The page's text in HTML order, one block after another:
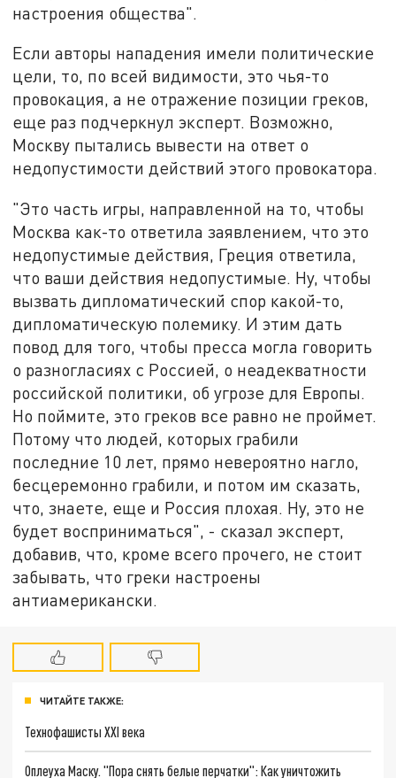
настроения общества".
Если авторы нападения имели политические
цели, то, по всей видимости, это чья-то
провокация, а не отражение позиции греков,
еще раз подчеркнул эксперт. Возможно,
Москву пытались вывести на ответ о
недопустимости действий этого провокатора.
"Это часть игры, направленной на то, чтобы
Москва как-то ответила заявлением, что это
недопустимые действия, Греция ответила,
что ваши действия недопустимые. Ну, чтобы
вызвать дипломатический спор какой-то,
дипломатическую полемику. И этим дать
повод для того, чтобы пресса могла говорить
о разногласиях с Россией, о неадекватности
российской политики, об угрозе для Европы.
Но поймите, это греков все равно не проймет.
Потому что людей, которых грабили
последние 10 лет, прямо невероятно нагло,
бесцеремонно грабили, и потом им сказать,
что, знаете, еще и Россия плохая. Ну, это не
будет восприниматься", - сказал эксперт,
добавив, что, кроме всего прочего, не стоит
забывать, что греки настроены
антиамерикански.
ЧИТАЙТЕ ТАКЖЕ:
Технофашисты XXI века
Оплеуха Маску. "Пора снять белые перчатки": Как уничтожить